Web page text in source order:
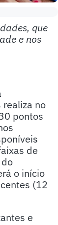
que
e nos
realiza no
pontos
de
o início
(12
e